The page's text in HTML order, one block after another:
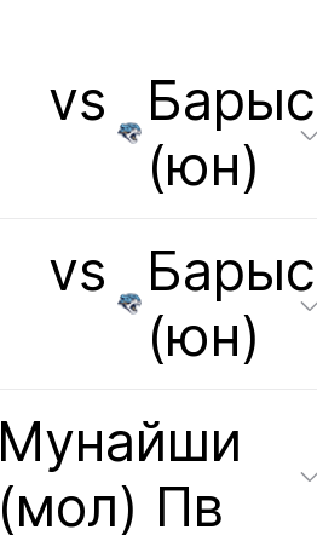
vs
Барыс
(юн)
vs
Барыс
(юн)
Мунайши
(мол) Пв